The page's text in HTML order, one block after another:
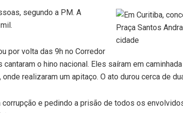
segundo a PM. A
por volta das 9h no Corredor
o hino nacional. Eles saíram em
realizaram um apitaço. O ato durou cerca de
e pedindo a prisão de todos os